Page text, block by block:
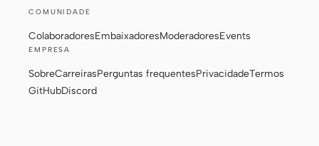
Blog Casos de sucesso
COMUNIDADE
ColaboradoresEmbaixadoresModeradoresEvents
EMPRESA
SobreCarreirasPerguntas frequentesPrivacidadeTermos
GitHubDiscord